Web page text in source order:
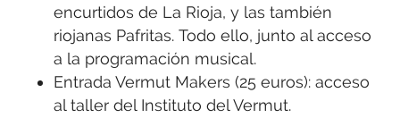
encurtidos de La Rioja, y las también
riojanas Pafritas. Todo ello, junto al acceso
a la programación musical.
Entrada Vermut Makers (25 euros): acceso
al taller del Instituto del Vermut.